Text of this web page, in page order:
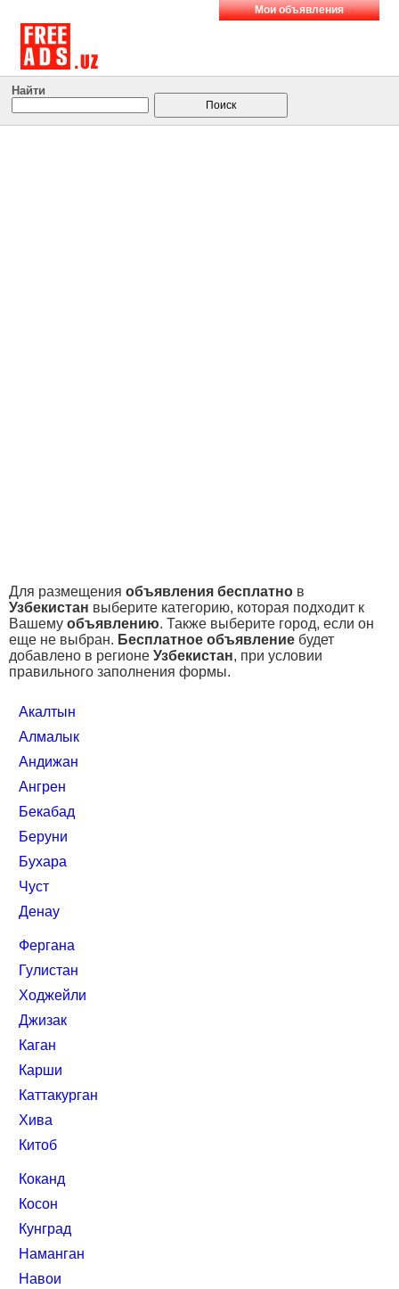
Мои объявления
Найти
Для размещения объявления бесплатно в
Узбекистан выберите категорию, которая подходит к
Вашему объявлению. Также выберите город, если он
еще не выбран. Бесплатное объявление будет
добавлено в регионе Узбекистан, при условии
правильного заполнения формы.
Акалтын
Алмалык
Андижан
Ангрен
Бекабад
Беруни
Бухара
Чуст
Денау
Фергана
Гулистан
Ходжейли
Джизак
Каган
Карши
Каттакурган
Хива
Китоб
Коканд
Косон
Кунград
Наманган
Навои